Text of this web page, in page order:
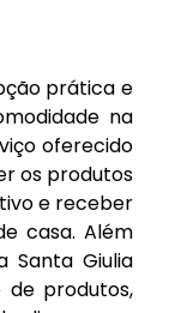
prática e
na
oferecido
os produtos
e receber
casa. Além
Santa Giulia
produtos,